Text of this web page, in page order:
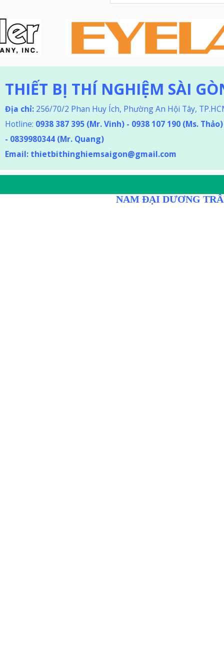
THIẾT BỊ THÍ NGHIỆM SÀI
Địa chỉ: 256/70/2 Phan Huy Ích, Phường An Hội Tây,
Hotline: 0938 387 395 (Mr. Vinh) - 0938 107 190 (Ms. Thảo)
- 0839980344 (Mr. Quang)
Email: thietbithinghiemsaigon@gmail.com
NAM ĐẠI DƯƠNG